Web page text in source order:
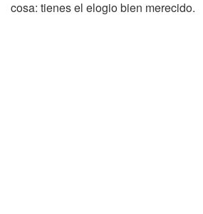
cosa: tienes el elogio bien merecido.